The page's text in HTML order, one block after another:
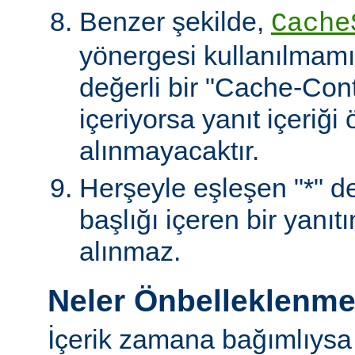
Benzer şekilde,
yönergesi
değerli bir "Cache-
içeriyorsa yanıt içeriği
alınmayacaktır.
Herşeyle eşleşen "*"
başlığı içeren bir
alınmaz.
Neler
İçerik zamana